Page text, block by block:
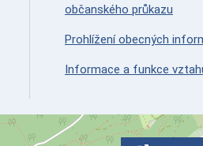
občanského průkazu
Prohlížení obecných
Informace a funkce